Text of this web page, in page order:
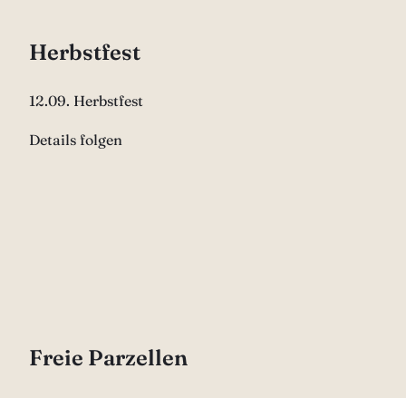
Herbstfest
12.09. Herbstfest
Details folgen
Freie Parzellen